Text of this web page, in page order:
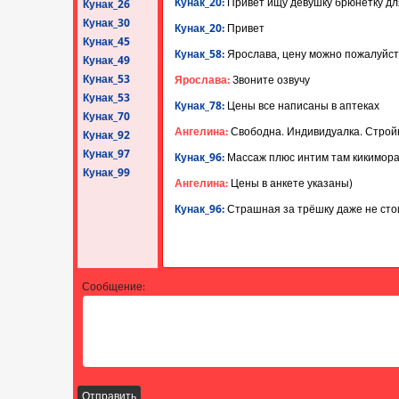
Кунак_26
Кунак_30
Кунак_45
Кунак_49
Кунак_53
Кунак_53
Кунак_70
Кунак_92
Кунак_97
Кунак_99
Кунак_20: Привет
Кунак_58:Ярослава, цену можно
Ярослава:Звоните озвучу
Кунак_78: Цены все написаны в аптеках
Ангелина:Свободна. Индивидуалка.
Кунак_96: Массаж плюс интим там
Ангелина: Цены в анкете указаны)
Кунак_96:Страшная за трёшку даже не
Сообщение:
Отправить